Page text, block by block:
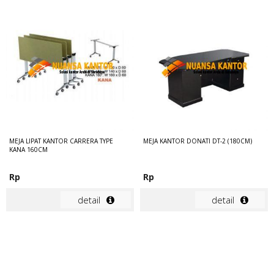
MEJA LIPAT KANTOR CARRERA TYPE
KANA 160CM
Rp
detail
MEJA KANTOR DONATI DT-2 (180CM)
Rp
detail